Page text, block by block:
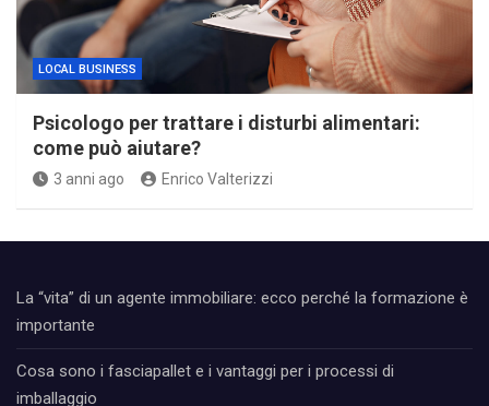
LOCAL BUSINESS
Psicologo per trattare i disturbi alimentari:
come può aiutare?
3 anni ago Enrico Valterizzi
La “vita” di un agente immobiliare: ecco perché la formazione è
importante
Cosa sono i fasciapallet e i vantaggi per i processi di
imballaggio